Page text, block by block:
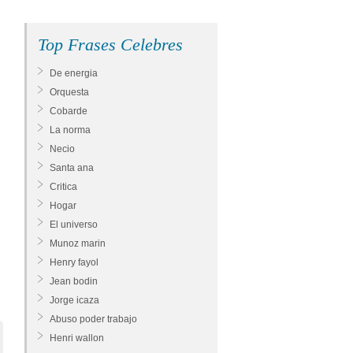
Top Frases Celebres
De energia
Orquesta
Cobarde
La norma
Necio
Santa ana
Critica
Hogar
El universo
Munoz marin
Henry fayol
Jean bodin
Jorge icaza
Abuso poder trabajo
Henri wallon